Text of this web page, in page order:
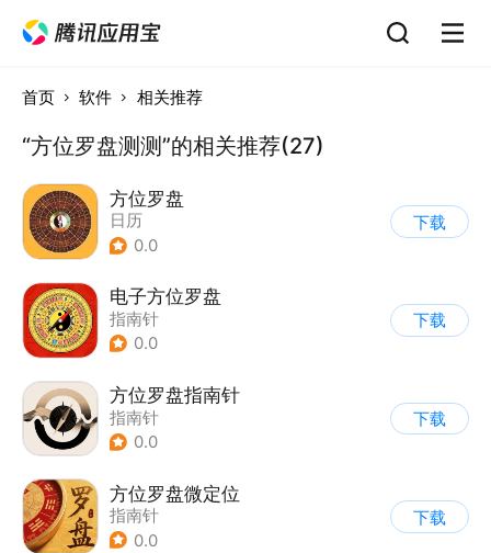
首页 软件 相关推荐
“方位罗盘测测”的相关推荐(27)
方位罗盘
日历
0.0
下载
电子方位罗盘
指南针
0.0
下载
方位罗盘指南针
指南针
0.0
下载
方位罗盘微定位
指南针
0.0
下载